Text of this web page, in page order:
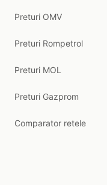
Preturi OMV
Preturi Rompetrol
Preturi MOL
Preturi Gazprom
Comparator retele